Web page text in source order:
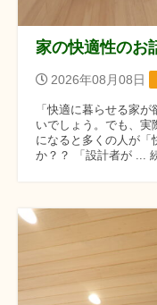
家の快適性のお
2026年08月08日
「快適に暮らせる家
いでしょう。でも、実
になると多くの人が「
か？？ 「設計者が ...